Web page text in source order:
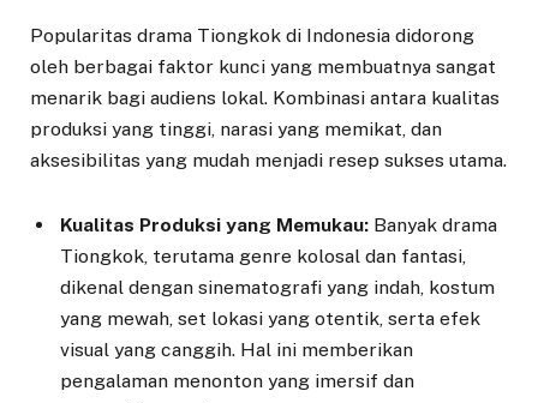
Popularitas drama Tiongkok di Indonesia didorong
oleh berbagai faktor kunci yang membuatnya sangat
menarik bagi audiens lokal. Kombinasi antara kualitas
produksi yang tinggi, narasi yang memikat, dan
aksesibilitas yang mudah menjadi resep sukses utama.
Kualitas Produksi yang Memukau: Banyak drama
Tiongkok, terutama genre kolosal dan fantasi,
dikenal dengan sinematografi yang indah, kostum
yang mewah, set lokasi yang otentik, serta efek
visual yang canggih. Hal ini memberikan
pengalaman menonton yang imersif dan